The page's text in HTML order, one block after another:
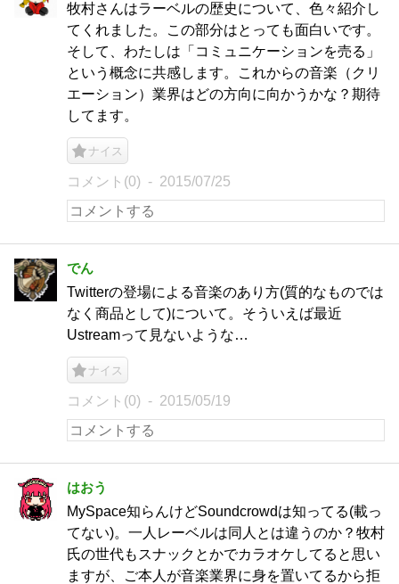
牧村さんはラーベルの歴史について、色々紹介し
てくれました。この部分はとっても面白いです。
そして、わたしは「コミュニケーションを売る」
という概念に共感します。これからの音楽（クリ
エーション）業界はどの方向に向かうかな？期待
してます。
ナイス
コメント(0) 2015/07/25
でん
Twitterの登場による音楽のあり方(質的なものでは
なく商品として)について。そういえば最近
Ustreamって見ないような…
ナイス
コメント(0) 2015/05/19
はおう
MySpace知らんけどSoundcrowdは知ってる(載っ
てない)。一人レーベルは同人とは違うのか？牧村
氏の世代もスナックとかでカラオケしてると思い
ますが、ご本人が音楽業界に身を置いてるから拒